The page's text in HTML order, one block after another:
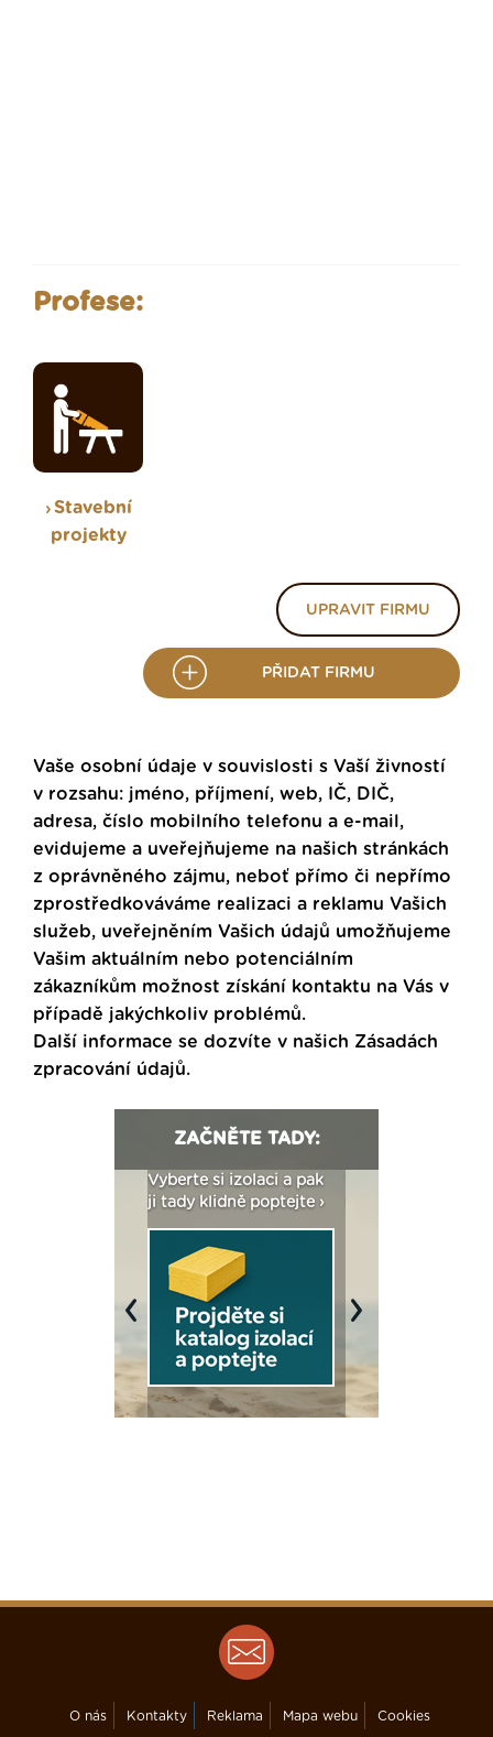
Profese:
Stavební
projekty
UPRAVIT FIRMU
PŘIDAT FIRMU
Vaše osobní údaje v souvislosti s Vaší živností
v rozsahu: jméno, příjmení, web, IČ, DIČ,
adresa, číslo mobilního telefonu a e-mail,
evidujeme a uveřejňujeme na našich stránkách
z oprávněného zájmu, neboť přímo či nepřímo
zprostředkováváme realizaci a reklamu Vašich
služeb, uveřejněním Vašich údajů umožňujeme
Vašim aktuálním nebo potenciálním
zákazníkům možnost získání kontaktu na Vás v
případě jakýchkoliv problémů.
Další informace se dozvíte v našich Zásadách
zpracování údajů.
ZAČNĚTE TADY:
Vyberte si izolaci a pak
ji tady klidně poptejte ›
Previous Next
O nás Kontakty Reklama Mapa webu Cookies